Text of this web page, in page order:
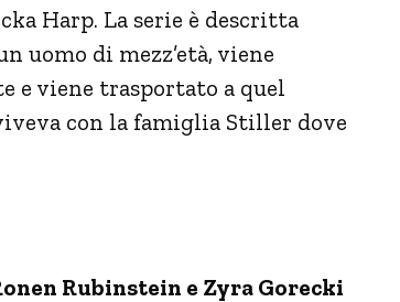
Harp. La serie è descritta
uomo di mezz’età, viene
e viene trasportato a quel
con la famiglia Stiller dove
Rubinstein e Zyra Gorecki